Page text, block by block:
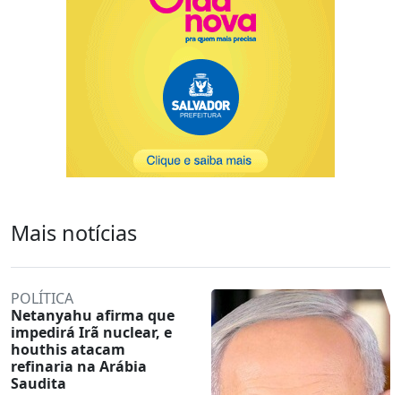
Mais notícias
POLÍTICA
Netanyahu afirma que
impedirá Irã nuclear, e
houthis atacam
refinaria na Arábia
Saudita